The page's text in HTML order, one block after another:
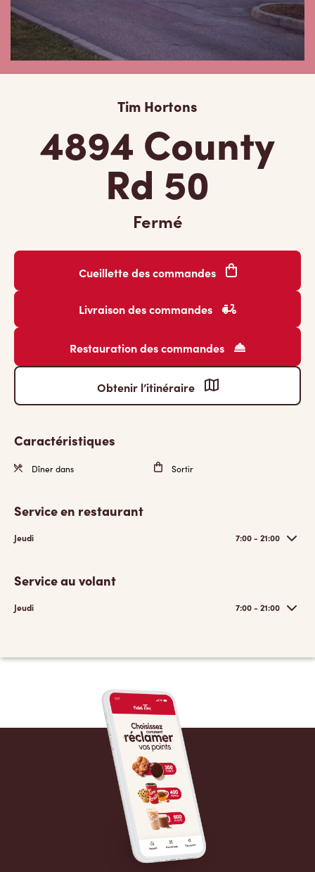
Tim Hortons
4894 County
Rd 50
Fermé
Cueillette des commandes
Livraison des commandes
Restauration des commandes
Obtenir l’itinéraire
Caractéristiques
Dîner dans Sortir
Service en restaurant
Jeudi 7:00 - 21:00
Service au volant
Jeudi 7:00 - 21:00